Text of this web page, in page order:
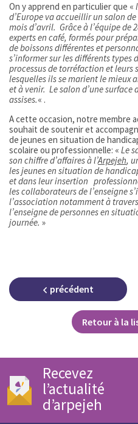
On y apprend en particulier que «
d’Europe va accueillir un salon
mois d’avril. Grâce à l’équipe de
experts en café, formés pour
de boissons différentes et
s’informer sur les différents types
processus de torréfaction et leurs
lesquelles ils se marient le mieux
et à venir. Le salon d’une surface
assises.« .
A cette occasion, notre membre
souhait de soutenir et
de jeunes en situation de
scolaire ou professionnelle: « Le
son chiffre d’affaires à l’Arpejeh,
les jeunes en situation de
et dans leur insertion
les collaborateurs de l’enseigne
l’association notamment à
l’enseigne de personnes en
journée. »
précédent
Retour à la
Recevez
l’actualité
d’arpejeh